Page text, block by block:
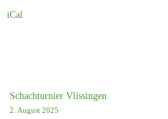
iCal
Schachturnier Vlissingen
2. August 2025